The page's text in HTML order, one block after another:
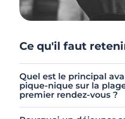
Ce qu'il faut
Quel est le principal
pique-nique sur la
premier rendez-vous ?